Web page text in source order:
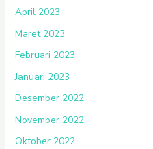
April 2023
Maret 2023
Februari 2023
Januari 2023
Desember 2022
November 2022
Oktober 2022